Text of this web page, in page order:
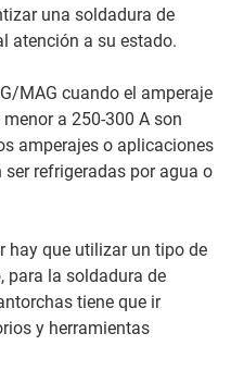
una soldadura de
atención a su estado.
MAG cuando el amperaje
a 250-300 A son
amperajes o aplicaciones
refrigeradas por agua o
hay que utilizar un tipo de
para la soldadura de
tiene que ir
y herramientas